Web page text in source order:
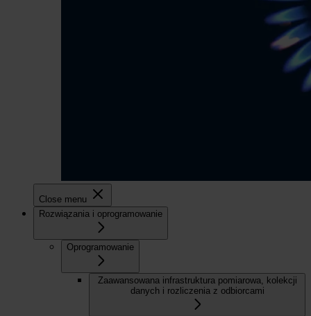
Close menu
Rozwiązania i oprogramowanie
Oprogramowanie
Zaawansowana infrastruktura pomiarowa, kolekcji
danych i rozliczenia z odbiorcami